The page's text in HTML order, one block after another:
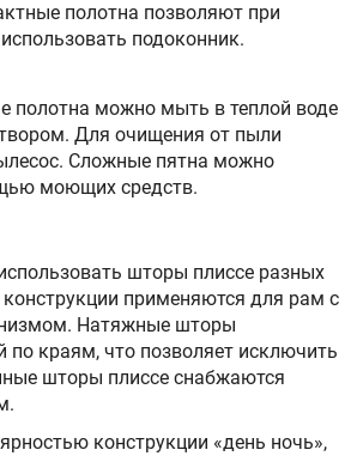
полотна позволяют при
подоконник.
полотна можно мыть в теплой воде
Для очищения от пыли
Сложные пятна можно
моющих средств.
шторы плиссе разных
применяются для рам с
Натяжные шторы
по краям, что позволяет исключить
шторы плиссе снабжаются
конструкции «день ночь»,